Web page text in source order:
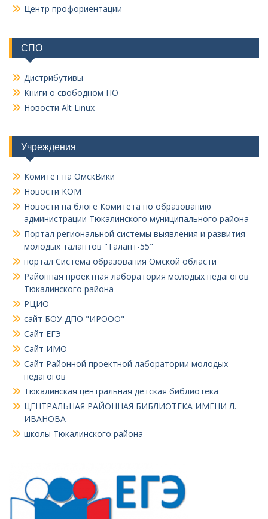
Центр профориентации
СПО
Дистрибутивы
Книги о свободном ПО
Новости Alt Linux
Учреждения
Комитет на ОмскВики
Новости КОМ
Новости на блоге Комитета по образованию
администрации Тюкалинского муниципального района
Портал региональной системы выявления и развития
молодых талантов "Талант-55"
портал Система образования Омской области
Районная проектная лаборатория молодых педагогов
Тюкалинского района
РЦИО
сайт БОУ ДПО "ИРООО"
Сайт ЕГЭ
Сайт ИМО
Сайт Районной проектной лаборатории молодых
педагогов
Тюкалинская центральная детская библиотека
ЦЕНТРАЛЬНАЯ РАЙОННАЯ БИБЛИОТЕКА ИМЕНИ Л.
ИВАНОВА
школы Тюкалинского района